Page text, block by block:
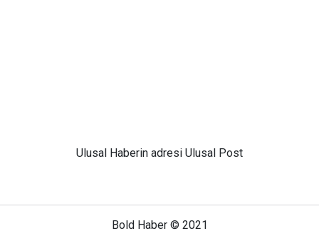
Ulusal Haberin adresi Ulusal Post
Bold Haber © 2021